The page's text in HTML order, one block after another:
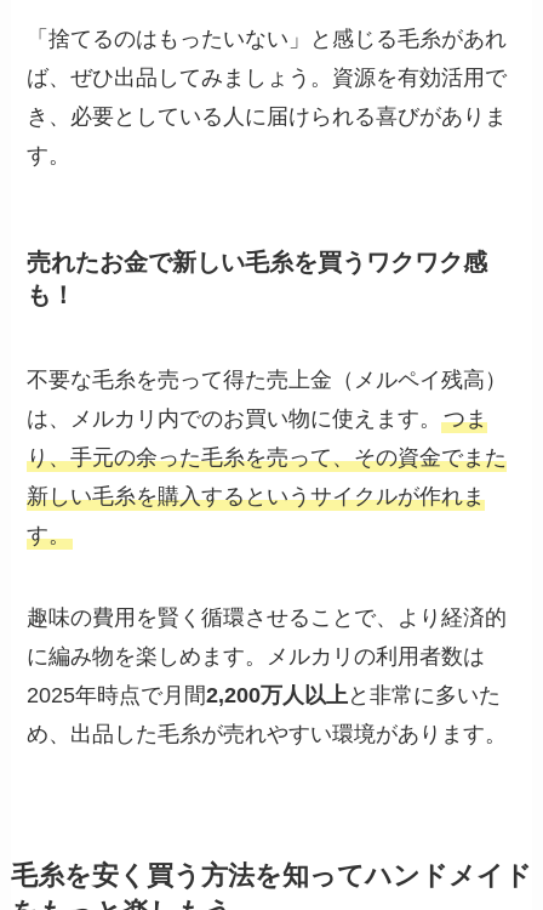
「捨てるのはもったいない」と感じる毛糸があれ
ば、ぜひ出品してみましょう。資源を有効活用で
き、必要としている人に届けられる喜びがありま
す。
売れたお金で新しい毛糸を買うワクワク感
も！
不要な毛糸を売って得た売上金（メルペイ残高）
は、メルカリ内でのお買い物に使えます。つま
り、手元の余った毛糸を売って、その資金でまた
新しい毛糸を購入するというサイクルが作れま
す。
趣味の費用を賢く循環させることで、より経済的
に編み物を楽しめます。メルカリの利用者数は
2025年時点で月間2,200万人以上 と非常に多いた
め、出品した毛糸が売れやすい環境があります。
毛糸を安く買う方法を知ってハンドメイド